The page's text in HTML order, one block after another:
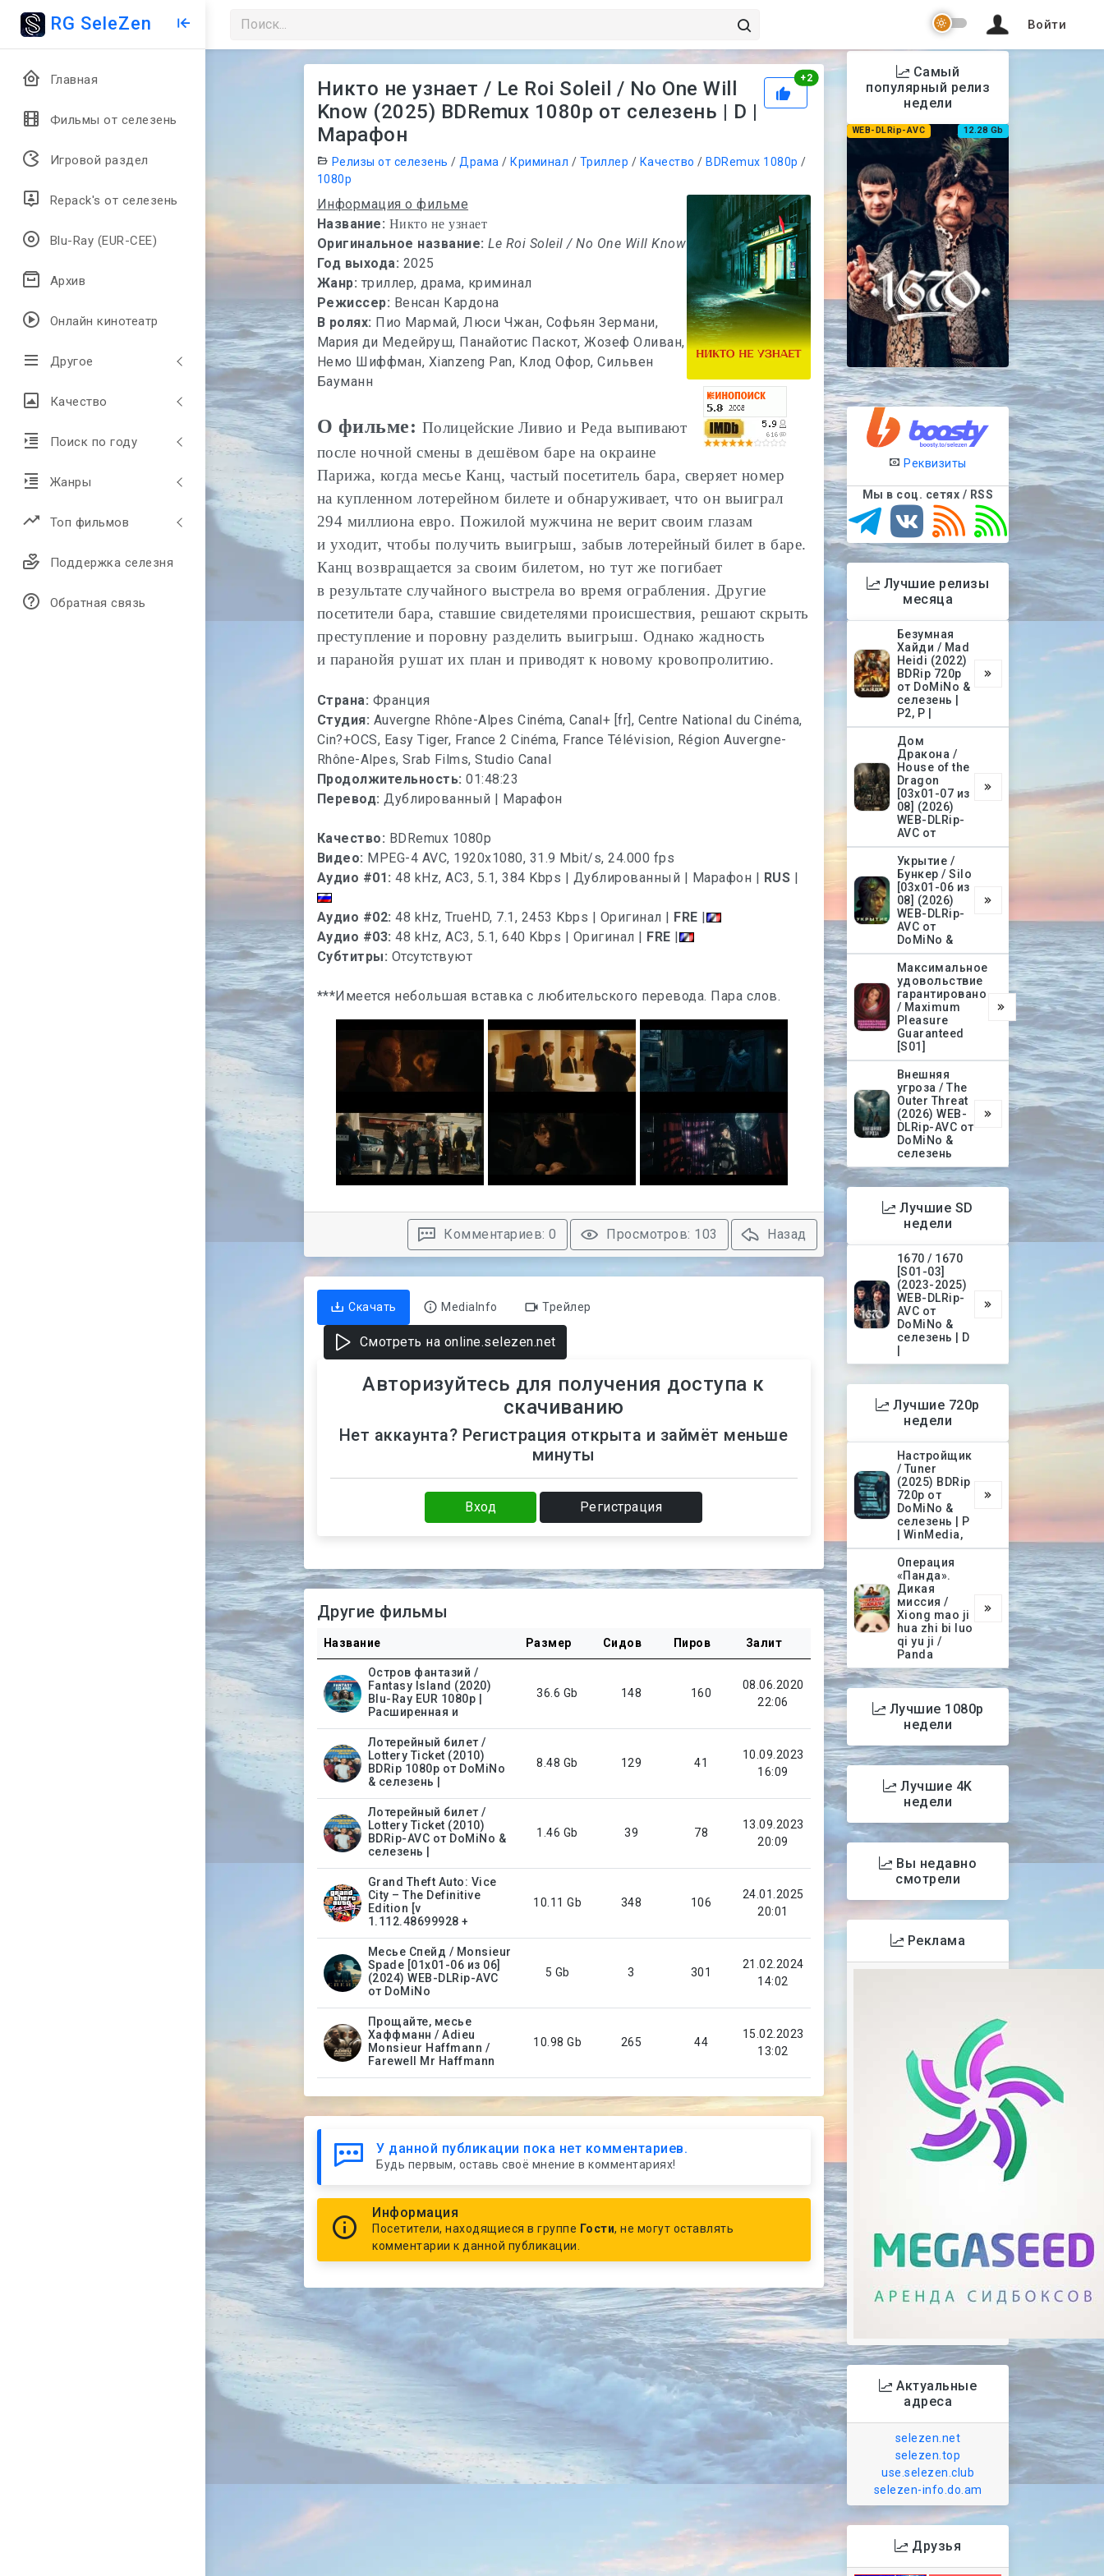
RG SeleZen
Главная
Фильмы от селезень
Игровой раздел
Repack's от селезень
Blu-Ray (EUR-CEE)
Архив
Онлайн кинотеатр
Другое
Качество
Поиск по году
Жанры
Топ фильмов
Поддержка селезня
Обратная связь
Войти
+2Рейтинг
Никто не узнает / Le Roi Soleil / No One Will
Know (2025) BDRemux 1080p от селезень | D |
Марафон
Релизы от селезень / Драма /Криминал / Триллер / Качество /BDRemux 1080p /
1080p
Информация о фильме
Название: Никто не узнает
Оригинальное название:Le Roi Soleil / No One Will Know
Год выхода: 2025
Жанр: триллер, драма, криминал
Режиссер: Венсан Кардона
В ролях: Пио Мармай, Люси Чжан, Софьян Зермани,
Мария ди Медейруш, Панайотис Паскот, Жозеф Оливан,
Немо Шиффман, Xianzeng Pan, Клод Офор, Сильвен
Бауманн
О фильме: Полицейские Ливио и Реда выпивают
после ночной смены в дешёвом баре на окраине
Парижа, когда месье Канц, частый посетитель бара, сверяет номер
на купленном лотерейном билете и обнаруживает, что он выиграл
294 миллиона евро. Пожилой мужчина не верит своим глазам
и уходит, чтобы получить выигрыш, забыв лотерейный билет в баре.
Канц возвращается за своим билетом, но тут же погибает
в результате случайного выстрела во время ограбления. Другие
посетители бара, ставшие свидетелями происшествия, решают скрыть
преступление и поровну разделить выигрыш. Однако жадность
и паранойя рушат их план и приводят к новому кровопролитию.
Страна: Франция
Студия: Auvergne Rhône-Alpes Cinéma, Canal+ [fr], Centre National du Cinéma,
Cin?+OCS, Easy Tiger, France 2 Cinéma, France Télévision, Région Auvergne-
Rhône-Alpes, Srab Films, Studio Canal
Продолжительность:01:48:23
Перевод: Дублированный | Марафон
Качество: BDRemux 1080p
Видео: MPEG-4 AVC, 1920x1080, 31.9 Mbit/s, 24.000 fps
Аудио #01:48 kHz, AC3, 5.1, 384 Kbps | Дублированный | Марафон | RUS |
Аудио #02:48 kHz, TrueHD, 7.1, 2453 Kbps | Оригинал | FRE |
Аудио #03:48 kHz, AC3, 5.1, 640 Kbps | Оригинал | FRE |
Субтитры: Отсутствуют
***Имеется небольшая вставка с любительского перевода. Пара слов.
Комментариев: 0 Просмотров: 103 Назад
Скачать MediaInfo Трейлер
Смотреть на online.selezen.net
Авторизуйтесь для получения доступа к
скачиванию
Нет аккаунта? Регистрация открыта и займёт меньше
минуты
Вход Регистрация
Другие фильмы
Название Размер Сидов Пиров Залит
Остров фантазий /
Fantasy Island (2020)
Blu-Ray EUR 1080p |
Расширенная и
36.6 Gb 148 160
08.06.2020
22:06
Лотерейный билет /
Lottery Ticket (2010)
BDRip 1080p от DoMiNo
& селезень |
8.48 Gb 129 41
10.09.2023
16:09
Лотерейный билет /
Lottery Ticket (2010)
BDRip-AVC от DoMiNo &
селезень |
1.46 Gb 39 78
13.09.2023
20:09
Grand Theft Auto: Vice
City – The Definitive
Edition [v
1.112.48699928 +
10.11 Gb 348 106
24.01.2025
20:01
Месье Спейд / Monsieur
Spade [01x01-06 из 06]
(2024) WEB-DLRip-AVC
от DoMiNo
5 Gb 3 301
21.02.2024
14:02
Прощайте, месье
Хаффманн / Adieu
Monsieur Haffmann /
Farewell Mr Haffmann
10.98 Gb 265 44
15.02.2023
13:02
У данной публикации пока нет комментариев.
Будь первым, оставь своё мнение в комментариях!
Информация
Посетители, находящиеся в группе Гости, не могут оставлять
комментарии к данной публикации.
Самый
популярный релиз
недели
WEB-DLRip-AVC 12.28 Gb
Реквизиты
Мы в соц. сетях / RSS
Лучшие релизы
месяца
Безумная
Хайди / Mad
Heidi (2022)
BDRip 720p
от DoMiNo &
селезень |
P2, P |
Дом
Дракона /
House of the
Dragon
[03х01-07 из
08] (2026)
WEB-DLRip-
AVC от
Укрытие /
Бункер / Silo
[03х01-06 из
08] (2026)
WEB-DLRip-
AVC от
DoMiNo &
Максимальное
удовольствие
гарантировано
/ Maximum
Pleasure
Guaranteed
[S01]
Внешняя
угроза / The
Outer Threat
(2026) WEB-
DLRip-AVC от
DoMiNo &
селезень
Лучшие SD
недели
1670 / 1670
[S01-03]
(2023-2025)
WEB-DLRip-
AVC от
DoMiNo &
селезень | D
Лучшие 720p
недели
Настройщик
/ Tuner
(2025) BDRip
720p от
DoMiNo &
селезень | P
| WinMedia,
Операция
«Панда».
Дикая
миссия /
Xiong mao ji
hua zhi bi luo
qi yu ji /
Panda
Лучшие 1080p
недели
Лучшие 4K
недели
Вы недавно
смотрели
Реклама
Актуальные
адреса
selezen.net
selezen.top
use.selezen.club
selezen-info.do.am
Друзья